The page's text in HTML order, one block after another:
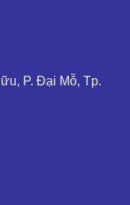
P. Đại Mỗ, Tp.